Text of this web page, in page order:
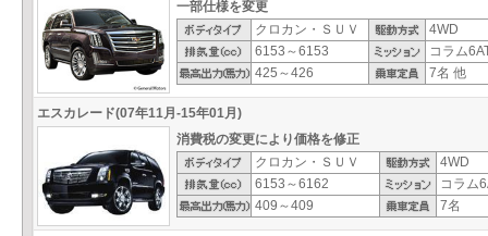
一部仕様を変更
クロカン・ＳＵＶ
4WD
6153～6153
コラム
425～426
7名 他
エスカレード(07年11月-15年01月)
消費税の変更により価格を修正
クロカン・ＳＵＶ
4WD
6153～6162
コラム
409～409
7名